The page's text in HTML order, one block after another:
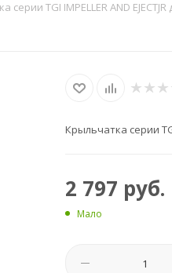
серии TGI IMPELLER AND EJECTJR
Крыльчатка серии TGI
2 797 руб.
Мало